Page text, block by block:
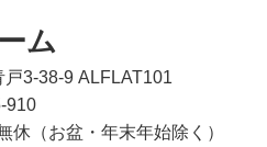
ム
3-38-9 ALFLAT101
910
休（お盆・年末年始除く）